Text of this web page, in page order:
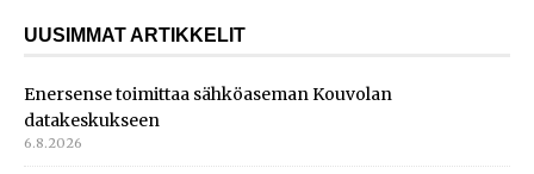
UUSIMMAT ARTIKKELIT
Enersense toimittaa sähköaseman Kouvolan
datakeskukseen
6.8.2026